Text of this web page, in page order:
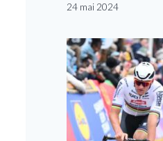
24 mai 2024